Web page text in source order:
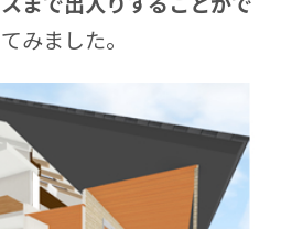
みました。